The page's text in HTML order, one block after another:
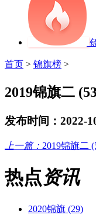
首页 > 锦旗榜 >
2019锦旗二
发布时间：2022-
上一篇： 2019锦旗二
热点资讯
2020锦旗 (29)